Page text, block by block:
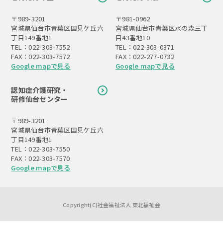
〒989-3201
宮城県仙台市青葉区国見ケ丘六
丁目149番地1
TEL：022-303-7552
FAX：022-303-7572
Google mapで見る
〒981-0962
宮城県仙台市青葉区水の森三丁
目43番地10
TEL：022-303-0371
FAX：022-277-0732
Google mapで見る
認知症介護研究・
研修仙台センター
〒989-3201
宮城県仙台市青葉区国見ケ丘六
丁目149番地1
TEL：022-303-7550
FAX：022-303-7570
Google mapで見る
Copyright(C)社会福祉法人 東北福祉会